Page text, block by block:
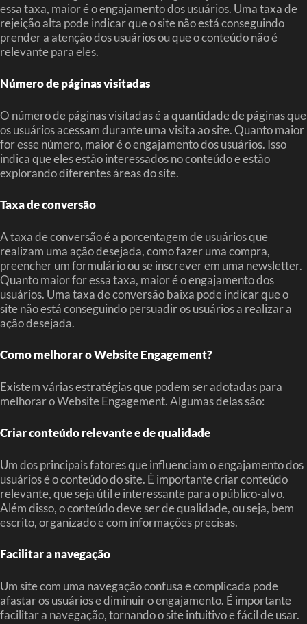
essa taxa, maior é o engajamento dos usuários. Uma taxa de
rejeição alta pode indicar que o site não está conseguindo
prender a atenção dos usuários ou que o conteúdo não é
relevante para eles.
Número de páginas visitadas
O número de páginas visitadas é a quantidade de páginas que
os usuários acessam durante uma visita ao site. Quanto maior
for esse número, maior é o engajamento dos usuários. Isso
indica que eles estão interessados no conteúdo e estão
explorando diferentes áreas do site.
Taxa de conversão
A taxa de conversão é a porcentagem de usuários que
realizam uma ação desejada, como fazer uma compra,
preencher um formulário ou se inscrever em uma newsletter.
Quanto maior for essa taxa, maior é o engajamento dos
usuários. Uma taxa de conversão baixa pode indicar que o
site não está conseguindo persuadir os usuários a realizar a
ação desejada.
Como melhorar o Website Engagement?
Existem várias estratégias que podem ser adotadas para
melhorar o Website Engagement. Algumas delas são:
Criar conteúdo relevante e de qualidade
Um dos principais fatores que influenciam o engajamento dos
usuários é o conteúdo do site. É importante criar conteúdo
relevante, que seja útil e interessante para o público-alvo.
Além disso, o conteúdo deve ser de qualidade, ou seja, bem
escrito, organizado e com informações precisas.
Facilitar a navegação
Um site com uma navegação confusa e complicada pode
afastar os usuários e diminuir o engajamento. É importante
facilitar a navegação, tornando o site intuitivo e fácil de usar.